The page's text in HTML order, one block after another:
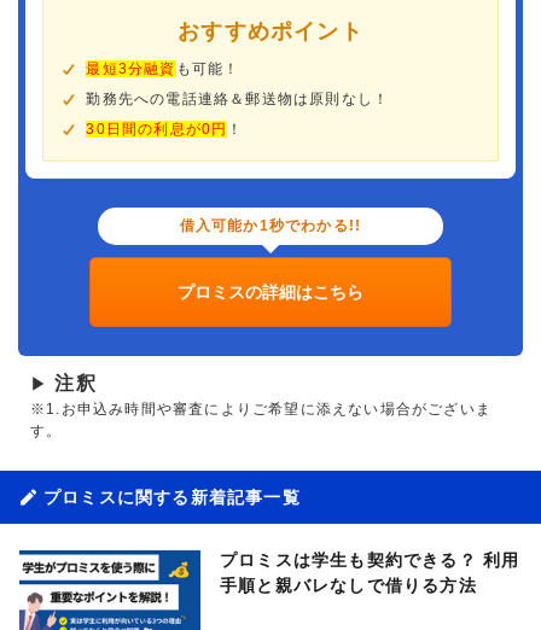
おすすめポイント
最短3分融資 も可能！
勤務先への電話連絡＆郵送物は原則なし！
30日間の利息が0円 ！
借入可能か1秒でわかる!!
プロミスの詳細はこちら
▶ 注釈
※1.お申込み時間や審査によりご希望に添えない場合がございま
す。
プロミスに関する新着記事一覧
プロミスは学生も契約できる？ 利用
手順と親バレなしで借りる方法